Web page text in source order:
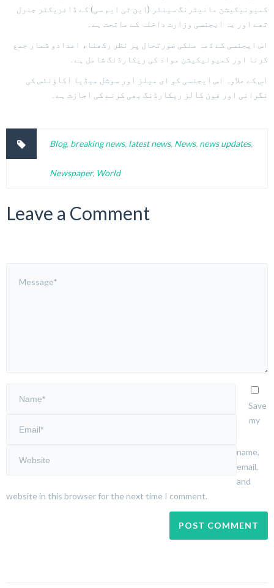
کمیونیکیشن مانیٹرنگ سینٹر (این ٹی ایم سی) کے ڈائریکٹر جنرل
تھے اور یہ ایجنسی وزارت داخلہ کے ماتحت ہے۔
اس ایجنسی کے ذمہ ملکی صورتحال پر نظر رکھنا، اعدادو شمار جمع
کرنا اور کمیونیکیشن مواد کی ریکارڈنگ شامل ہے۔
اس کے علاوہ اس ایجنسی کو ای میلز اور سوشل میڈیا اکاؤنٹس کی
نگرانی اور فون کالز ریکارڈنگ بھی کرنے کی اجازت ہے۔
Blog, breaking news, latest news, News, news updates,
Newspaper, World
Leave a Comment
Save
my
name,
email,
and
website in this browser for the next time I comment.